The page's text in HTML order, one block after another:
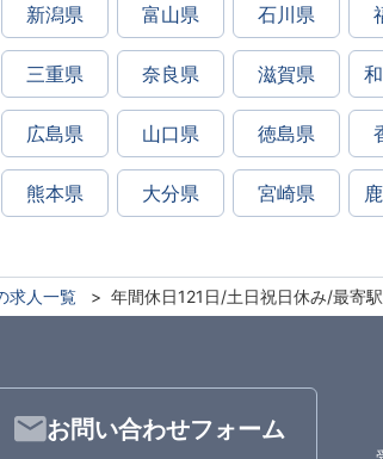
新潟県 富山県 石川県
三重県 奈良県 滋賀県
広島県 山口県 徳島県
熊本県 大分県 宮崎県
求人一覧 年間休日121日/土日祝日休み/最寄
お問い合わせフォーム